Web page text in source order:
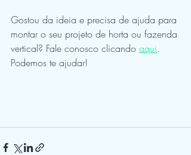
Gostou da ideia e precisa de ajuda para
montar o seu projeto de horta ou fazenda
vertical? Fale conosco clicando aqui.
Podemos te ajudar!